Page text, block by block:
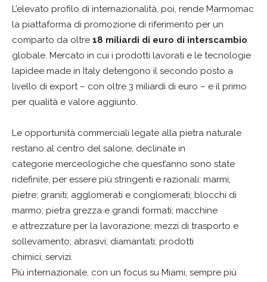
L’elevato profilo di internazionalità, poi, rende Marmomac
la piattaforma di promozione di riferimento per un
comparto da oltre 18 miliardi di euro di interscambio
globale. Mercato in cui i prodotti lavorati e le tecnologie
lapidee made in Italy detengono il secondo posto a
livello di export – con oltre 3 miliardi di euro – e il primo
per qualità e valore aggiunto.
Le opportunità commerciali legate alla pietra naturale
restano al centro del salone, declinate in
categorie merceologiche che quest’anno sono state
ridefinite, per essere più stringenti e razionali: marmi;
pietre; graniti; agglomerati e conglomerati; blocchi di
marmo; pietra grezza e grandi formati; macchine
e attrezzature per la lavorazione; mezzi di trasporto e
sollevamento; abrasivi; diamantati; prodotti
chimici; servizi.
Più internazionale, con un focus su Miami, sempre più